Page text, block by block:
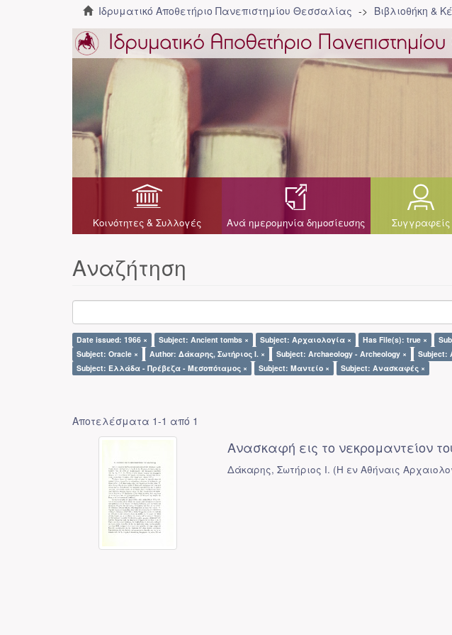
Ιδρυματικό Αποθετήριο Πανεπιστημίου Θεσσαλίας Βιβλιοθήκη &
Κοινότητες & Συλλογές Ανά ημερομηνία δημοσίευσης Συγγραφείς
Αναζήτηση
Date issued: 1966 × Subject: Ancient tombs × Subject: Αρχαιολογία × Has File(s): true ×
Subject: Oracle ×
Author: Δάκαρης, Σωτήριος Ι. × Subject: Archaeology - Archeology × Subject:
Subject: Ελλάδα - Πρέβεζα - Μεσοπόταμος ×
Subject: Μαντείο × Subject: Ανασκαφές ×
Αποτελέσματα 1-1 από 1
Ανασκαφή εις το νεκρομαντείον
Δάκαρης, Σωτήριος Ι. (Η εν Αθήναις